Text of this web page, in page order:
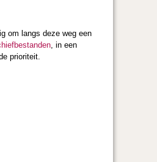
om langs deze weg een
, in een
prioriteit.